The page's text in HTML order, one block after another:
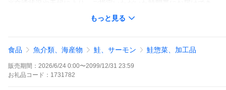
※離島・一部の地域におきましてはお届け時間帯指定を行うこと
生産時に発生した傷品や、不揃いアウトサイズを
味と品質は正規品と変わりません!
もっと見る
食品 魚介類、海産物 鮭、サーモン 鮭惣菜、加工品
販売期間： 2026/6/24 0:00〜2099/12/31 23:59
お礼品 コード： 1731782